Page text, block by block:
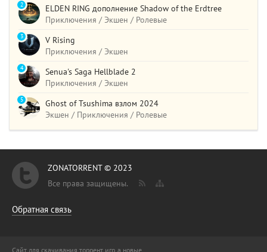
ELDEN RING дополнение Shadow of the Erdtree
Приключения / Экшен / Ролевые
2
V Rising
Приключения / Экшен
3
Senua's Saga Hellblade 2
Приключения / Экшен
4
Ghost of Tsushima взлом 2024
Экшен / Приключения / Ролевые
5
ZONATORRENT © 2023
Все права защищены.
Обратная связь
Сайт для скачивания торрент игр, а новые